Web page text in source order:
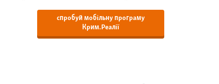
спробуй мобільну програму
Крим.Реалії